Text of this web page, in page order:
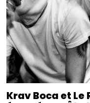
Krav Boca et Le